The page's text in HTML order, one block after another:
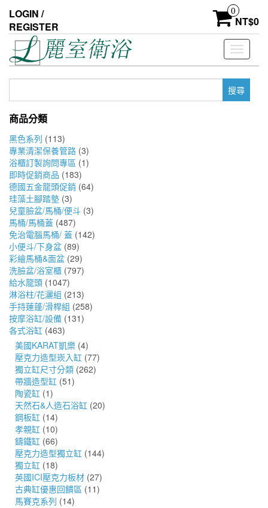
the
content
LOGIN /
REGISTER
0
NT$0
Toggle
鍵
商品分類
黑色系列 (113)
專業清潔保養管路 (3)
浴櫃訂製詢問專區 (1)
即時促銷商品 (183)
德國五金龍頭促銷 (64)
珪藻土腳踏墊 (3)
兒童臉盆/馬桶/便斗 (3)
馬桶/馬桶蓋 (487)
免治電腦馬桶/ 蓋 (142)
小便斗/下身盆 (89)
彩繪馬桶&面盆 (29)
洗臉盆/浴室櫃 (797)
給水龍頭 (1047)
淋浴柱/花灑組 (213)
手持蓮蓬/滑桿組 (258)
按摩浴缸/設備 (131)
各式浴缸 (463)
美國KARAT凱樂 (4)
壓克力造型崁入缸 (77)
獨立缸尺寸分類 (262)
帶牆造型缸 (51)
陶瓷缸 (1)
天然石&人造石浴缸 (20)
鋼板缸 (14)
孝親缸 (10)
鑄鐵缸 (66)
壓克力造型獨立缸 (144)
獨立缸 (18)
英國ICI壓克力板材 (27)
古典缸優惠回饋區 (11)
馬賽克系列 (14)